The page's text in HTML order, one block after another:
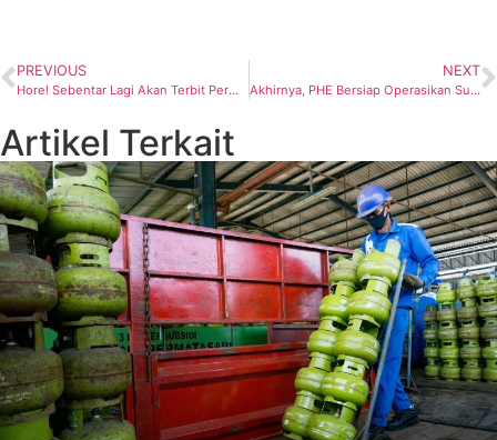
PREVIOUS
Hore! Sebentar Lagi Akan Terbit Permen ESDM tentang Penyelenggaraan Penangkapan dan Penyimpanan Karbon Pada Kegiatan Hulu Migas
NEXT
Akhirnya, PHE Bersiap Operasikan Sumur YYA di Lepas Pantai Jawa Barat
Artikel Terkait